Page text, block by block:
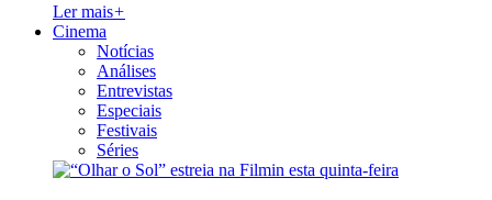
Ler mais+
Cinema
Notícias
Análises
Entrevistas
Especiais
Festivais
Séries